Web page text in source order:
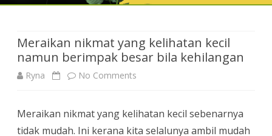
Meraikan nikmat yang kelihatan kecil
namun berimpak besar bila kehilangan
Ryna No Comments
nikmat
Meraikan nikmat yang kelihatan kecil sebenarnya
tidak mudah. Ini kerana kita selalunya ambil mudah